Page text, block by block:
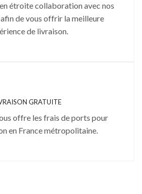
étroite collaboration avec nos
de vous offrir la meilleure
de livraison.
GRATUITE
offre les frais de ports pour
en France métropolitaine.